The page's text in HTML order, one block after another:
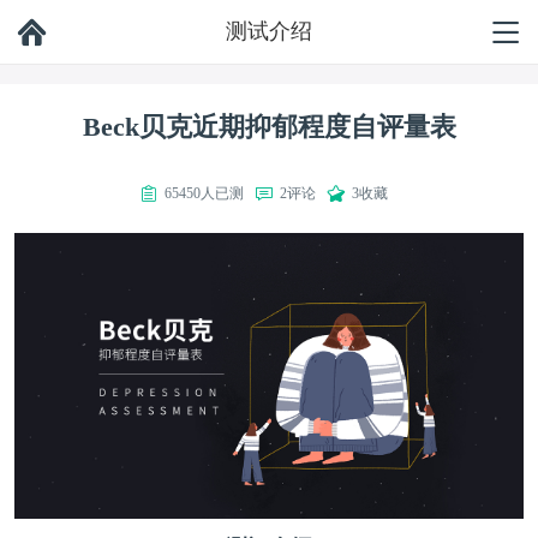
测试介绍
Beck贝克近期抑郁程度自评量表
65450人已测 2评论 3收藏